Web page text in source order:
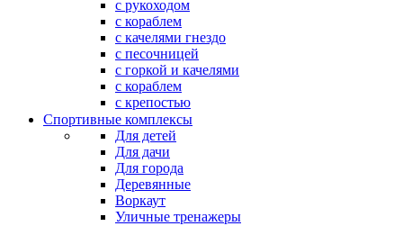
с рукоходом
с кораблем
с качелями гнездо
с песочницей
с горкой и качелями
с кораблем
с крепостью
Спортивные комплексы
Для детей
Для дачи
Для города
Деревянные
Воркаут
Уличные тренажеры